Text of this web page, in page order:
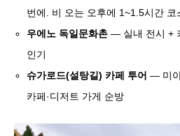
번에. 비 오는 오후에 1~1.5시간 코
우에노 독일문화촌 — 실내 전시 +
인기
슈가로드(설탕길) 카페 투어 — 미
카페·디저트 가게 순방